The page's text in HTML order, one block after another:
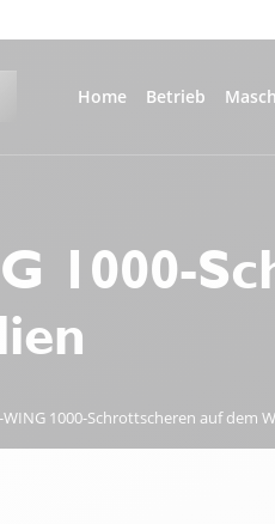
Home Betrieb
1000-
WING 1000-Schrottscheren auf dem